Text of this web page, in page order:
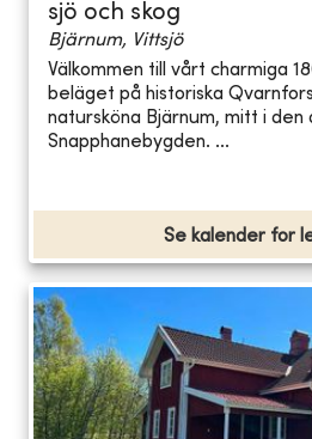
sjö och skog
Bjärnum, Vittsjö
Välkommen till vårt charmiga
beläget på historiska
natursköna Bjärnum, mitt i den
Snapphanebygden. ...
Se kalender for